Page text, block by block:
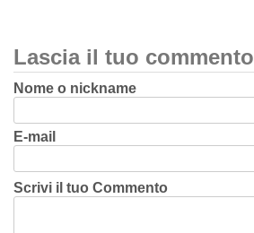
Lascia il tuo commento
Nome o nickname
E-mail
Scrivi il tuo Commento